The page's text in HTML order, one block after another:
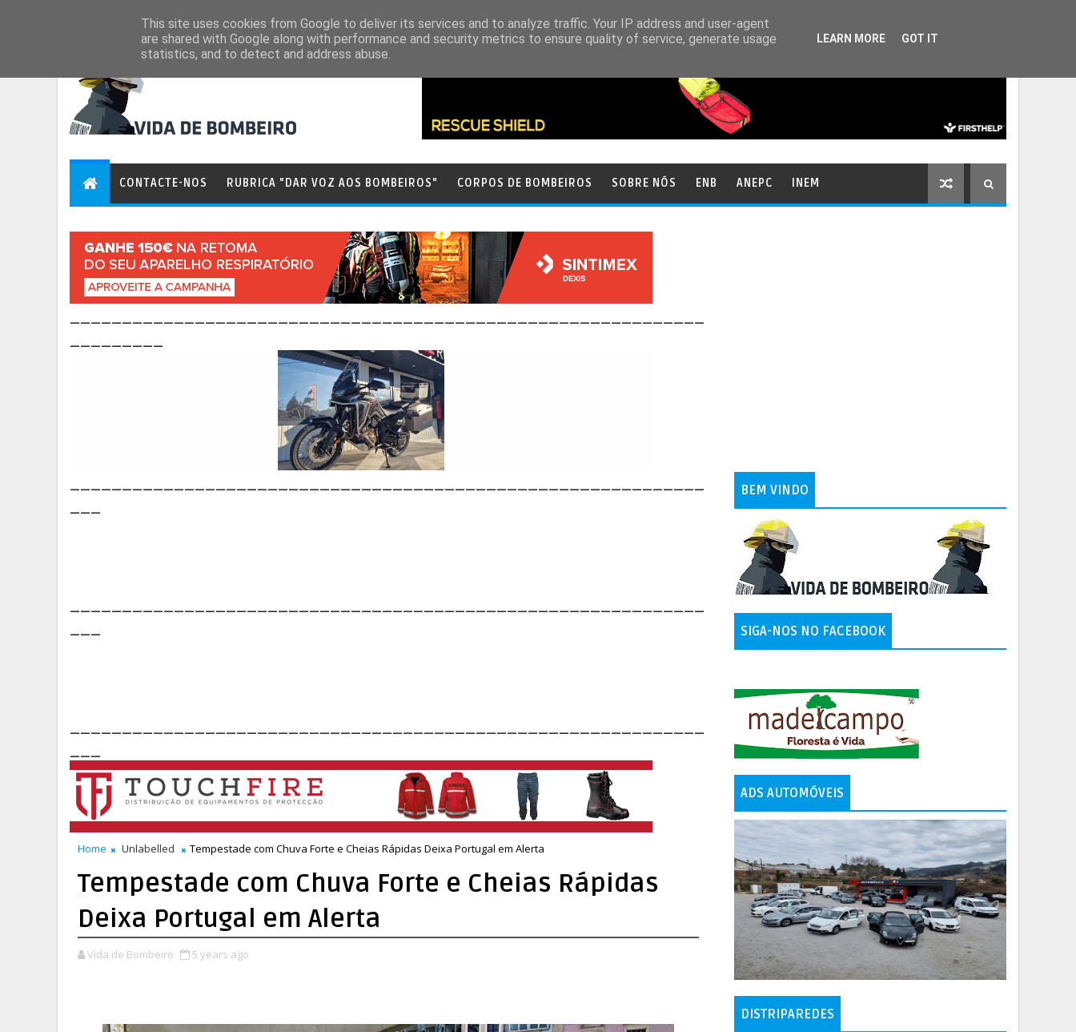
CONTACTE-NOS RUBRICA "DAR VOZ AOS BOMBEIROS" CORPOS DE BOMBEIROS SOBRE NÓS ENB ANEPC INEM
Home Unlabelled Tempestade com Chuva Forte e Cheias Rápidas Deixa Portugal em Alerta
Tempestade com Chuva Forte e Cheias Rápidas
Deixa Portugal em Alerta
Vida de Bombeiro 5 years ago
BEM VINDO
SIGA-NOS NO FACEBOOK
ADS AUTOMÓVEIS
DISTRIPAREDES
This site uses cookies from Google to deliver its services and to analyze traffic. Your IP address and user-agent
are shared with Google along with performance and security metrics to ensure quality of service, generate usage
statistics, and to detect and address abuse.
LEARN MORE GOT IT